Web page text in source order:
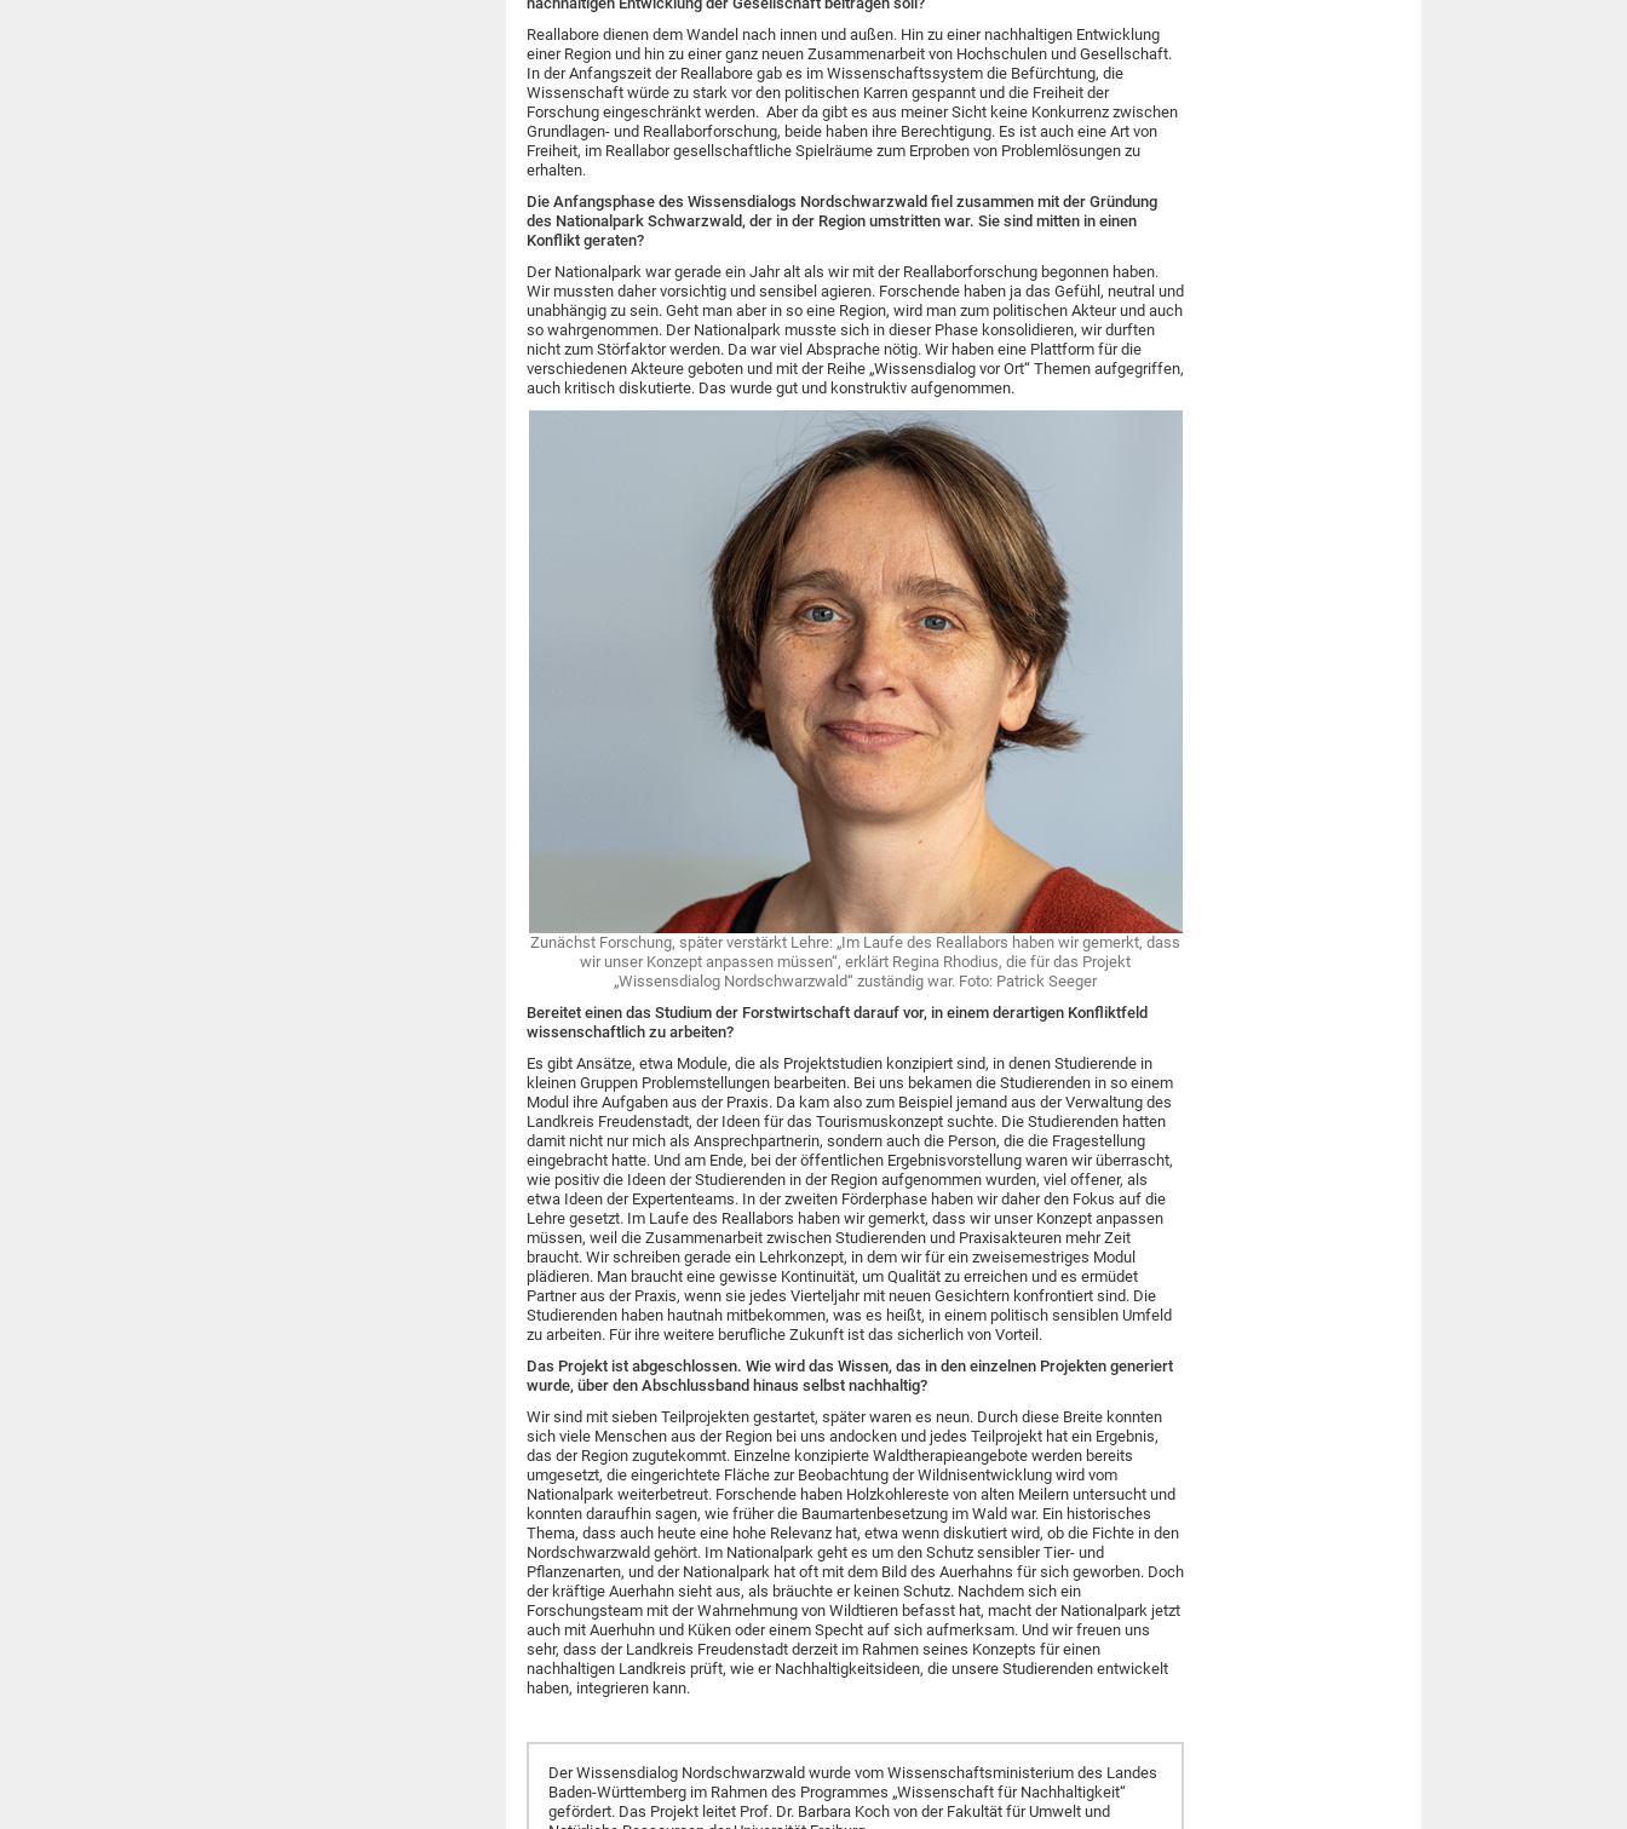
Reallabore dienen dem Wandel nach innen und außen. Hin zu einer nachhaltigen Entwicklung
einer Region und hin zu einer ganz neuen Zusammenarbeit von Hochschulen und Gesellschaft.
In der Anfangszeit der Reallabore gab es im Wissenschaftssystem die Befürchtung, die
Wissenschaft würde zu stark vor den politischen Karren gespannt und die Freiheit der
Forschung eingeschränkt werden. Aber da gibt es aus meiner Sicht keine Konkurrenz zwischen
Grundlagen- und Reallaborforschung, beide haben ihre Berechtigung. Es ist auch eine Art von
Freiheit, im Reallabor gesellschaftliche Spielräume zum Erproben von Problemlösungen zu
erhalten.
Die Anfangsphase des Wissensdialogs Nordschwarzwald fiel zusammen mit der Gründung
des Nationalpark Schwarzwald, der in der Region umstritten war. Sie sind mitten in einen
Konflikt geraten?
Der Nationalpark war gerade ein Jahr alt als wir mit der Reallaborforschung begonnen haben.
Wir mussten daher vorsichtig und sensibel agieren. Forschende haben ja das Gefühl, neutral und
unabhängig zu sein. Geht man aber in so eine Region, wird man zum politischen Akteur und auch
so wahrgenommen. Der Nationalpark musste sich in dieser Phase konsolidieren, wir durften
nicht zum Störfaktor werden. Da war viel Absprache nötig. Wir haben eine Plattform für die
verschiedenen Akteure geboten und mit der Reihe „Wissensdialog vor Ort“ Themen aufgegriffen,
auch kritisch diskutierte. Das wurde gut und konstruktiv aufgenommen.
Zunächst Forschung, später verstärkt Lehre: „Im Laufe des Reallabors haben wir gemerkt, dass
wir unser Konzept anpassen müssen“, erklärt Regina Rhodius, die für das Projekt
„Wissensdialog Nordschwarzwald“ zuständig war. Foto: Patrick Seeger
Bereitet einen das Studium der Forstwirtschaft darauf vor, in einem derartigen Konfliktfeld
wissenschaftlich zu arbeiten?
Es gibt Ansätze, etwa Module, die als Projektstudien konzipiert sind, in denen Studierende in
kleinen Gruppen Problemstellungen bearbeiten. Bei uns bekamen die Studierenden in so einem
Modul ihre Aufgaben aus der Praxis. Da kam also zum Beispiel jemand aus der Verwaltung des
Landkreis Freudenstadt, der Ideen für das Tourismuskonzept suchte. Die Studierenden hatten
damit nicht nur mich als Ansprechpartnerin, sondern auch die Person, die die Fragestellung
eingebracht hatte. Und am Ende, bei der öffentlichen Ergebnisvorstellung waren wir überrascht,
wie positiv die Ideen der Studierenden in der Region aufgenommen wurden, viel offener, als
etwa Ideen der Expertenteams. In der zweiten Förderphase haben wir daher den Fokus auf die
Lehre gesetzt. Im Laufe des Reallabors haben wir gemerkt, dass wir unser Konzept anpassen
müssen, weil die Zusammenarbeit zwischen Studierenden und Praxisakteuren mehr Zeit
braucht. Wir schreiben gerade ein Lehrkonzept, in dem wir für ein zweisemestriges Modul
plädieren. Man braucht eine gewisse Kontinuität, um Qualität zu erreichen und es ermüdet
Partner aus der Praxis, wenn sie jedes Vierteljahr mit neuen Gesichtern konfrontiert sind. Die
Studierenden haben hautnah mitbekommen, was es heißt, in einem politisch sensiblen Umfeld
zu arbeiten. Für ihre weitere berufliche Zukunft ist das sicherlich von Vorteil.
Das Projekt ist abgeschlossen. Wie wird das Wissen, das in den einzelnen Projekten generiert
wurde, über den Abschlussband hinaus selbst nachhaltig?
Wir sind mit sieben Teilprojekten gestartet, später waren es neun. Durch diese Breite konnten
sich viele Menschen aus der Region bei uns andocken und jedes Teilprojekt hat ein Ergebnis,
das der Region zugutekommt. Einzelne konzipierte Waldtherapieangebote werden bereits
umgesetzt, die eingerichtete Fläche zur Beobachtung der Wildnisentwicklung wird vom
Nationalpark weiterbetreut. Forschende haben Holzkohlereste von alten Meilern untersucht und
konnten daraufhin sagen, wie früher die Baumartenbesetzung im Wald war. Ein historisches
Thema, dass auch heute eine hohe Relevanz hat, etwa wenn diskutiert wird, ob die Fichte in den
Nordschwarzwald gehört. Im Nationalpark geht es um den Schutz sensibler Tier- und
Pflanzenarten, und der Nationalpark hat oft mit dem Bild des Auerhahns für sich geworben. Doch
der kräftige Auerhahn sieht aus, als bräuchte er keinen Schutz. Nachdem sich ein
Forschungsteam mit der Wahrnehmung von Wildtieren befasst hat, macht der Nationalpark jetzt
auch mit Auerhuhn und Küken oder einem Specht auf sich aufmerksam. Und wir freuen uns
sehr, dass der Landkreis Freudenstadt derzeit im Rahmen seines Konzepts für einen
nachhaltigen Landkreis prüft, wie er Nachhaltigkeitsideen, die unsere Studierenden entwickelt
haben, integrieren kann.
Der Wissensdialog Nordschwarzwald wurde vom Wissenschaftsministerium des Landes
Baden-Württemberg im Rahmen des Programmes „Wissenschaft für Nachhaltigkeit“
gefördert. Das Projekt leitet Prof. Dr. Barbara Koch von der Fakultät für Umwelt und